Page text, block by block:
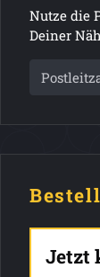
Nutze die
Deiner
Jetzt